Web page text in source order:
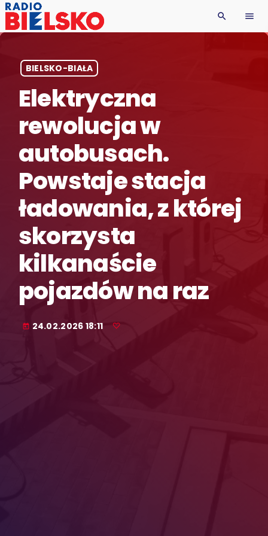
search menu
BIELSKO-BIAŁA
Elektryczna
rewolucja w
autobusach.
Powstaje stacja
ładowania, z której
skorzysta
kilkanaście
pojazdów na raz
today 24.02.2026 18:11